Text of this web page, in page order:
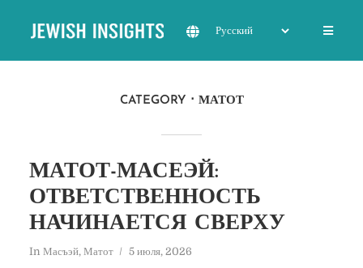
CATEGORY МАТОТ
МАТОТ-МАСЕЭЙ:
ОТВЕТСТВЕННОСТЬ
НАЧИНАЕТСЯ СВЕРХУ
In Масъэй, Матот 5 июля, 2026